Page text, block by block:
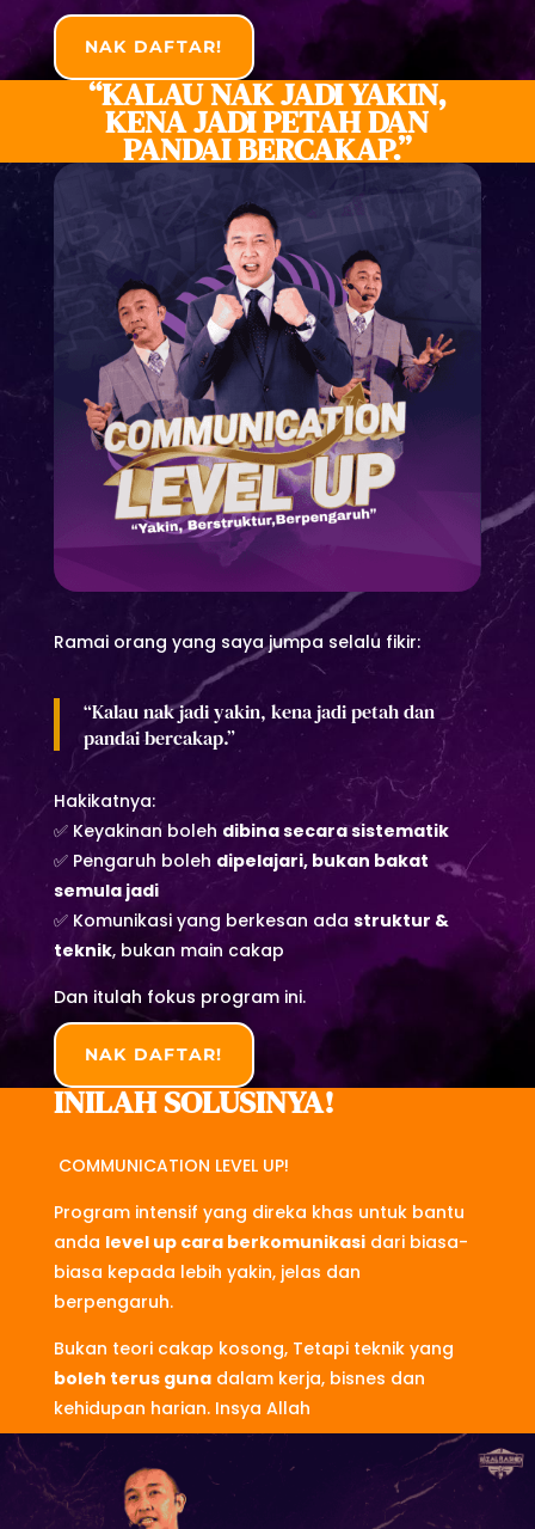
NAK DAFTAR!
“KALAU NAK JADI YAKIN,
KENA JADI PETAH DAN
PANDAI BERCAKAP.”
Ramai orang yang saya jumpa selalu fikir:
“Kalau nak jadi yakin, kena jadi petah dan
pandai bercakap.”
Hakikatnya:
✅ Keyakinan boleh dibina secara sistematik
✅ Pengaruh boleh dipelajari, bukan bakat
semula jadi
✅ Komunikasi yang berkesan ada struktur &
teknik, bukan main cakap
Dan itulah fokus program ini.
NAK DAFTAR!
INILAH SOLUSINYA!
COMMUNICATION LEVEL UP!
Program intensif yang direka khas untuk bantu
anda level up cara berkomunikasidari biasa-
biasa kepada lebih yakin, jelas dan
berpengaruh.
Bukan teori cakap kosong, Tetapi teknik yang
boleh terus gunadalam kerja, bisnes dan
kehidupan harian. Insya Allah